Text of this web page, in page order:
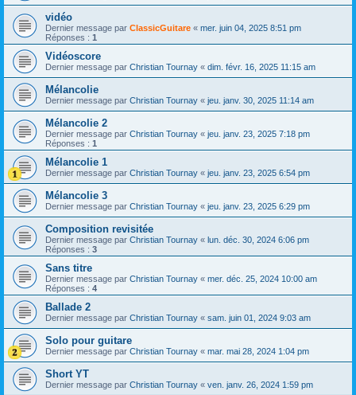
vidéo
Dernier message par ClassicGuitare « mer. juin 04, 2025 8:51 pm
Réponses : 1
Vidéoscore
Dernier message par Christian Tournay « dim. févr. 16, 2025 11:15 am
Mélancolie
Dernier message par Christian Tournay « jeu. janv. 30, 2025 11:14 am
Mélancolie 2
Dernier message par Christian Tournay « jeu. janv. 23, 2025 7:18 pm
Réponses : 1
Mélancolie 1
Dernier message par Christian Tournay « jeu. janv. 23, 2025 6:54 pm
Mélancolie 3
Dernier message par Christian Tournay « jeu. janv. 23, 2025 6:29 pm
Composition revisitée
Dernier message par Christian Tournay « lun. déc. 30, 2024 6:06 pm
Réponses : 3
Sans titre
Dernier message par Christian Tournay « mer. déc. 25, 2024 10:00 am
Réponses : 4
Ballade 2
Dernier message par Christian Tournay « sam. juin 01, 2024 9:03 am
Solo pour guitare
Dernier message par Christian Tournay « mar. mai 28, 2024 1:04 pm
Short YT
Dernier message par Christian Tournay « ven. janv. 26, 2024 1:59 pm